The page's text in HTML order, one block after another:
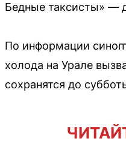
Бедные таксисты» —
По информации
холода на Урале
сохранятся до